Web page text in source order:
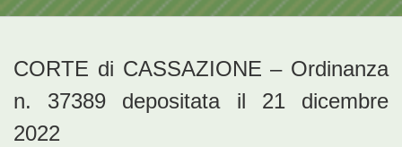
CORTE di CASSAZIONE – Ordinanza
n. 37389 depositata il 21 dicembre
2022